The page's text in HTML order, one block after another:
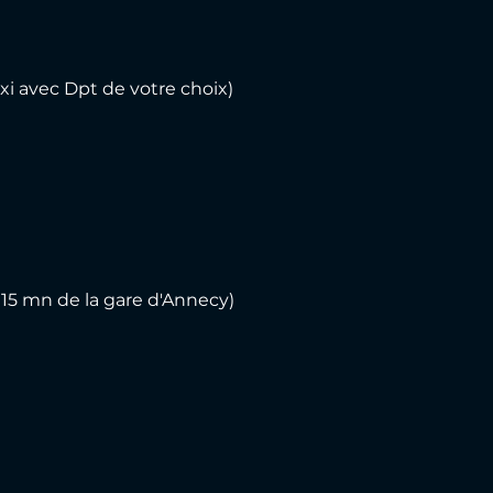
avec Dpt de votre choix)
mn de la gare d'Annecy)